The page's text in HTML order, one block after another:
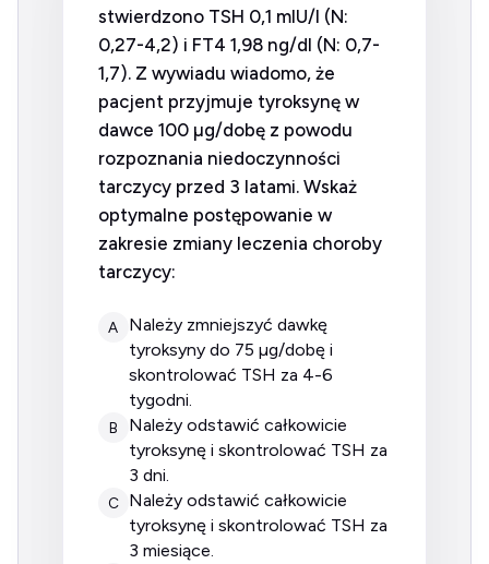
stwierdzono TSH 0,1 mIU/l (N:
0,27-4,2) i FT4 1,98 ng/dl (N: 0,7-
1,7). Z wywiadu wiadomo, że
pacjent przyjmuje tyroksynę w
dawce 100 µg/dobę z powodu
rozpoznania niedoczynności
tarczycy przed 3 latami. Wskaż
optymalne postępowanie w
zakresie zmiany leczenia choroby
tarczycy:
A
należy zmniejszyć dawkę
tyroksyny do 75 µg/dobę i
skontrolować TSH za 4-6
tygodni.
B
należy odstawić całkowicie
tyroksynę i skontrolować TSH za
3 dni.
C
należy odstawić całkowicie
tyroksynę i skontrolować TSH za
3 miesiące.